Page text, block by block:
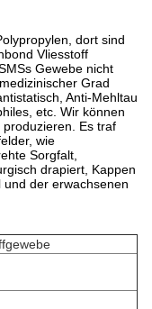
dort sind
Vliesstoff
Gewebe nicht
Grad
Anti-Mehltau
etc. Wir können
Es traf
wie
Sorgfalt,
drapiert, Kappen
der erwachsenen